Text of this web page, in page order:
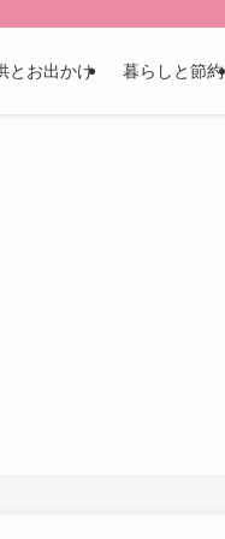
とお出かけ 暮らしと節約